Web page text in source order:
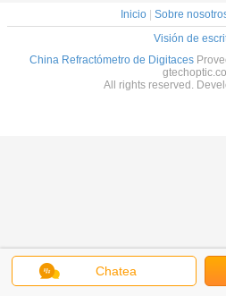
Chatea
Inicio| Sobre
Visión de
China Refractómetro de Digitaces
All rights reserved.